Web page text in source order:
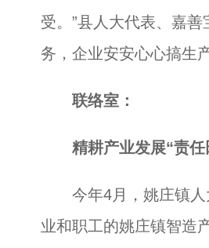
受。”县人大代表、嘉
务，企业安安心心搞生
联络室：
精耕产业发展“责任
今年4月，姚庄镇人
业和职工的姚庄镇智造